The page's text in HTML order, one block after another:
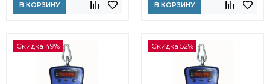
В КОРЗИНУ В КОРЗИНУ
Скидка 49% Скидка 52%